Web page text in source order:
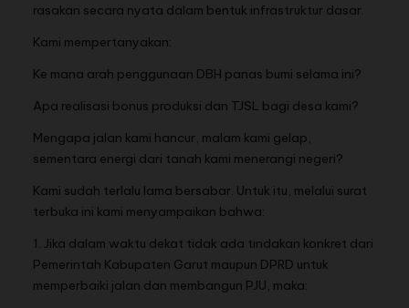
rasakan secara nyata dalam bentuk infrastruktur dasar.
Kami mempertanyakan:
Ke mana arah penggunaan DBH panas bumi selama ini?
Apa realisasi bonus produksi dan TJSL bagi desa kami?
Mengapa jalan kami hancur, malam kami gelap,
sementara energi dari tanah kami menerangi negeri?
Kami sudah terlalu lama bersabar. Untuk itu, melalui surat
terbuka ini kami menyampaikan bahwa:
1. Jika dalam waktu dekat tidak ada tindakan konkret dari
Pemerintah Kabupaten Garut maupun DPRD untuk
memperbaiki jalan dan membangun PJU, maka: